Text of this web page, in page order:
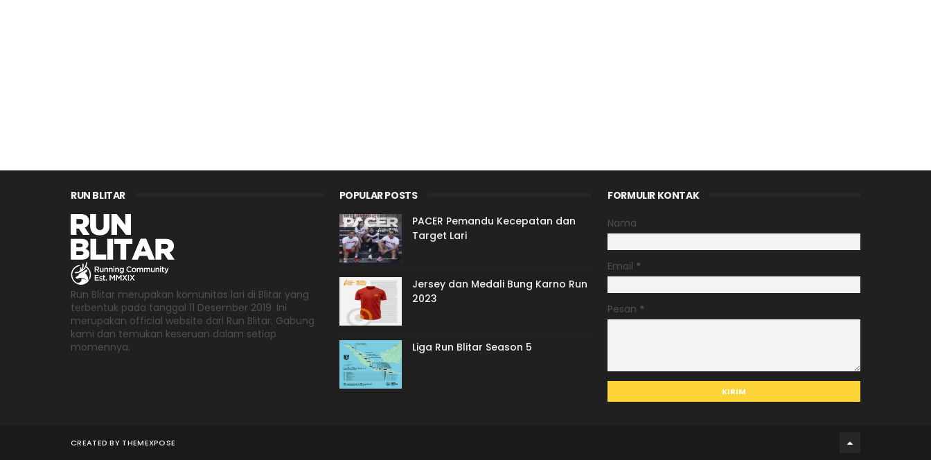
RUN BLITAR
Run Blitar merupakan komunitas lari di Blitar yang
terbentuk pada tanggal 11 Desember 2019. Ini
merupakan official website dari Run Blitar. Gabung
kami dan temukan keseruan dalam setiap
momennya.
POPULAR POSTS
PACER Pemandu Kecepatan dan
Target Lari
Jersey dan Medali Bung Karno Run
2023
Liga Run Blitar Season 5
FORMULIR KONTAK
Nama
Email *
Pesan *
CREATED BY THEMEXPOSE